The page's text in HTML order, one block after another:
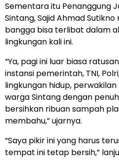
Sementara itu Penanggung
Sintang, Sajid Ahmad
bangga bisa terlibat dalam
lingkungan kali ini.
“Ya, pagi ini luar biasa
instansi pemerintah, TNI,
lingkungan hidup,
warga Sintang dengan
bersihkan ribuan sampah
membahu,” ujarnya.
“Saya pikir ini yang harus
tempat ini tetap bersih,”